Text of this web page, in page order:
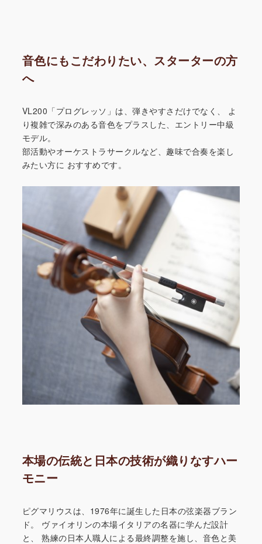
音色にもこだわりたい、スターターの方
へ
VL200「プログレッソ」は、弾きやすさだけでなく、
よ
り複雑で深みのある音色をプラスした、エントリー中級
モデル。
部活動やオーケストラサークルなど、趣味で合奏を楽し
みたい方に おすすめです。
本場の伝統と日本の技術が織りなすハー
モニー
ピグマリウスは、1976年に誕生した日本の弦楽器ブラン
ド。
ヴァイオリンの本場イタリアの名器に学んだ設計
と、
熟練の日本人職人による最終調整を施し、音色と美